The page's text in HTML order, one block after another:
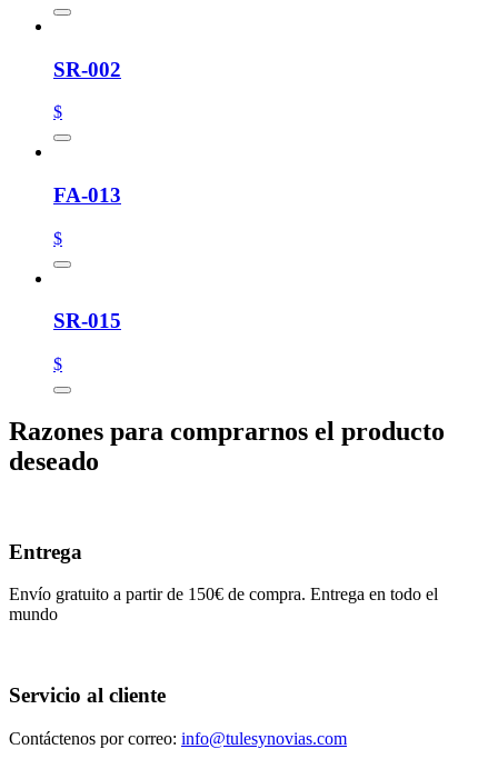
SR-002
$
FA-013
$
SR-015
$
Razones para comprarnos el producto
deseado
Entrega
Envío gratuito a partir de 150€ de compra. Entrega en todo el
mundo
Servicio al cliente
Contáctenos por correo: info@tulesynovias.com